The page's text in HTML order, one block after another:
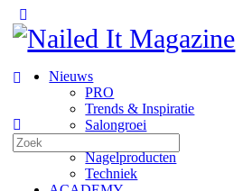
Side
Panel
Nieuws
PRO
Trends & Inspiratie
Salongroei
Nagelproducten
Techniek
Zoeken
naar: